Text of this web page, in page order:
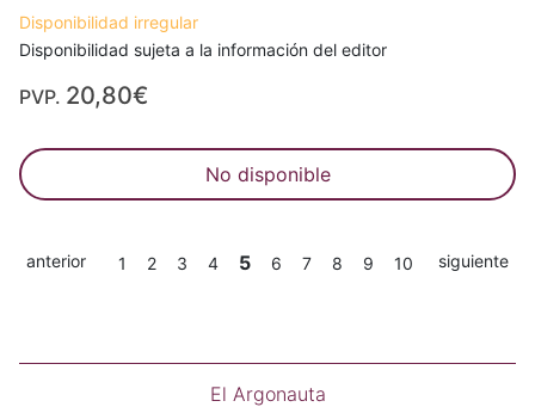
Disponibilidad irregular
Disponibilidad sujeta a la información del editor
PVP. 20,80€
No disponible
anterior 1 2 3 4 5 6 7 8 9 10 siguiente
El Argonauta